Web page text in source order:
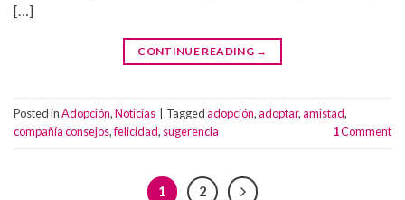
[…]
CONTINUE READING →
Posted inAdopción,Noticias Taggedadopción,adoptar,amistad,
compañía consejos,felicidad, sugerencia 1Comment
1 2